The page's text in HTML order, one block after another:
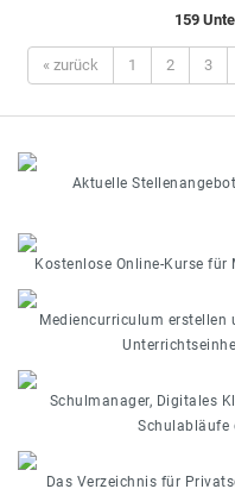
159
« zurück 1 2 3
Aktuelle
Kostenlose Online-Kurse
Mediencurriculum
Schulmanager, Digitales
Schulabläufe
Das Verzeichnis für